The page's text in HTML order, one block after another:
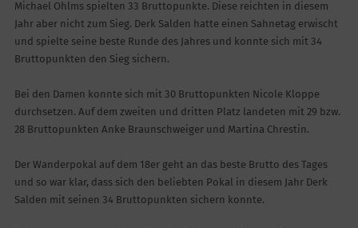
Michael Ohlms spielten 33 Bruttopunkte. Diese reichten in diesem
Jahr aber nicht zum Sieg. Derk Salden hatte einen Sahnetag erwischt
und spielte seine beste Runde des Jahres und konnte sich mit 34
Bruttopunkten den Sieg sichern.
Bei den Damen konnte sich mit 30 Bruttopunkten Nicole Kloppe
durchsetzen. Auf dem zweiten und dritten Platz landeten mit 29 bzw.
28 Bruttopunkten Anke Braunschweiger und Martina Chrestin.
Der Wanderpokal auf dem 18er geht an das beste Brutto des Tages
und so war klar, dass sich den beliebten Pokal in diesem Jahr Derk
Salden mit seinen 34 Bruttopunkten sichern konnte.